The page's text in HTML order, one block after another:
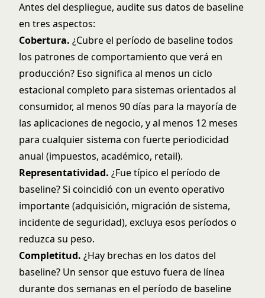
Antes del despliegue, audite sus datos de baseline
en tres aspectos:
Cobertura. ¿Cubre el período de baseline todos
los patrones de comportamiento que verá en
producción? Eso significa al menos un ciclo
estacional completo para sistemas orientados al
consumidor, al menos 90 días para la mayoría de
las aplicaciones de negocio, y al menos 12 meses
para cualquier sistema con fuerte periodicidad
anual (impuestos, académico, retail).
Representatividad. ¿Fue típico el período de
baseline? Si coincidió con un evento operativo
importante (adquisición, migración de sistema,
incidente de seguridad), excluya esos períodos o
reduzca su peso.
Completitud. ¿Hay brechas en los datos del
baseline? Un sensor que estuvo fuera de línea
durante dos semanas en el período de baseline